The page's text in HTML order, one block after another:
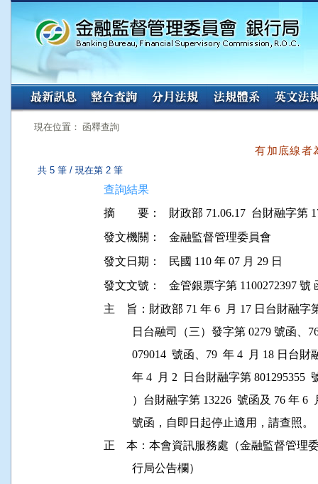
:::
現在位置： 函釋查詢
有加底線者
共 5 筆 / 現在第 2 筆
查詢結果
摘 要：
發文機關：
金融監督管理委員會
發文日期：
民國 110 年 07 月 29 日
發文文號：
金管銀票字第 1100272397 號
主    旨：財政部 71 年 6  月 17 日台財融字
日台融司（三）發字第 0279 號函、
079014  號函、79  年 4  月 18 日
年 4  月 2  日台財融字第 801295355
）台財融字第 13226  號函及 76 年
          號函，自即日起停止適用，請查照。
正    本：本會資訊服務處（金融監督管理
          行局公告欄）